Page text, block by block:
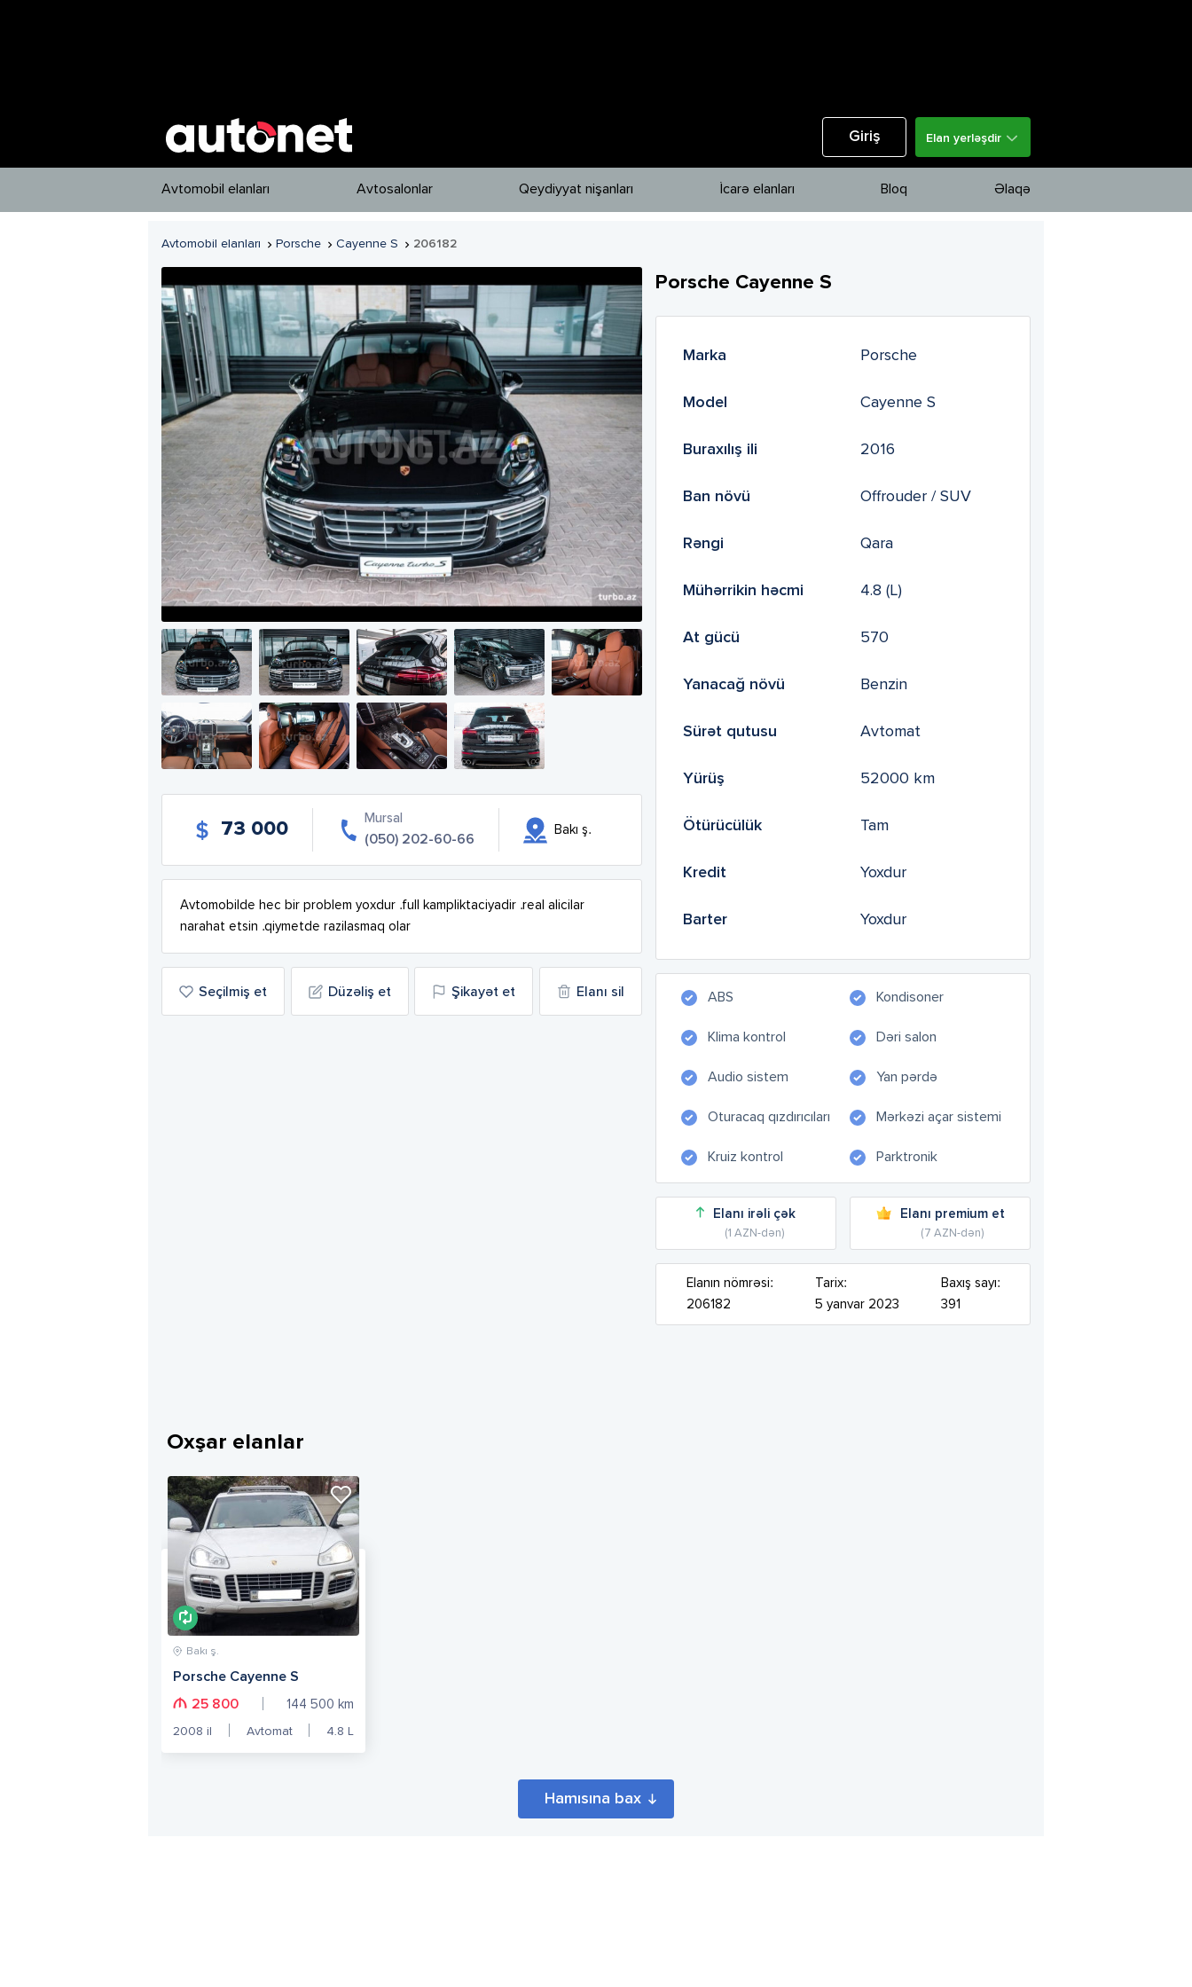
Giriş Elan yerləşdir
Avtomobil elanları Avtosalonlar Qeydiyyat nişanları İcarə elanları Bloq Əlaqə
Avtomobil elanları  Porsche  Cayenne S  206182
73 000
Mursal
(050) 202-60-66
Bakı ş.
Avtomobilde hec bir problem yoxdur .full kampliktaciyadir .real alicilar
narahat etsin .qiymetde razilasmaq olar
Seçilmiş et Düzəliş et Şikayət et Elanı sil
Porsche Cayenne S
Marka Porsche
Model Cayenne S
Buraxılış ili 2016
Ban növü Offrouder / SUV
Rəngi Qara
Mühərrikin həcmi 4.8 (L)
At gücü 570
Yanacağ növü Benzin
Sürət qutusu Avtomat
Yürüş 52000 km
Ötürücülük Tam
Kredit Yoxdur
Barter Yoxdur
ABS Kondisoner
Klima kontrol Dəri salon
Audio sistem Yan pərdə
Oturacaq qızdırıcıları Mərkəzi açar sistemi
Kruiz kontrol Parktronik
Elanı irəli çək
(1 AZN-dən)
Elanı premium et
(7 AZN-dən)
Elanın nömrəsi:
206182
Tarix:
5 yanvar 2023
Baxış sayı:
391
Oxşar elanlar
Bakı ş.
Porsche Cayenne S
25 800
144 500 km
2008 il Avtomat 4.8 L
Hamısına bax